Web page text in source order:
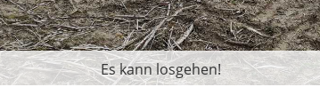
Es kann losgehen!